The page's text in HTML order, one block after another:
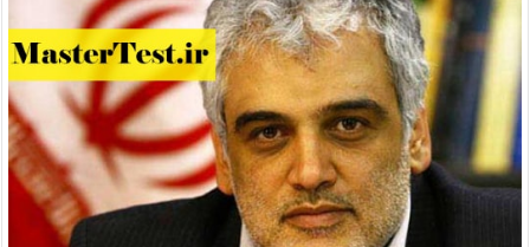
کارشناسی
ارشد
دانشگاه
آزاد
استان
تهران
از
اواسط
یا
اواخر
آبان‌ماه